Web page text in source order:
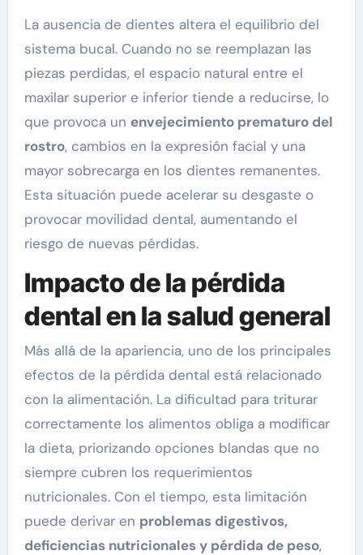
La ausencia de dientes altera el equilibrio del
sistema bucal. Cuando no se reemplazan las
piezas perdidas, el espacio natural entre el
maxilar superior e inferior tiende a reducirse, lo
que provoca un envejecimiento prematuro del
rostro, cambios en la expresión facial y una
mayor sobrecarga en los dientes remanentes.
Esta situación puede acelerar su desgaste o
provocar movilidad dental, aumentando el
riesgo de nuevas pérdidas.
Impacto de la pérdida
dental en la salud general
Más allá de la apariencia, uno de los principales
efectos de la pérdida dental está relacionado
con la alimentación. La dificultad para triturar
correctamente los alimentos obliga a modificar
la dieta, priorizando opciones blandas que no
siempre cubren los requerimientos
nutricionales. Con el tiempo, esta limitación
puede derivar en problemas digestivos,
deficiencias nutricionales y pérdida de peso,